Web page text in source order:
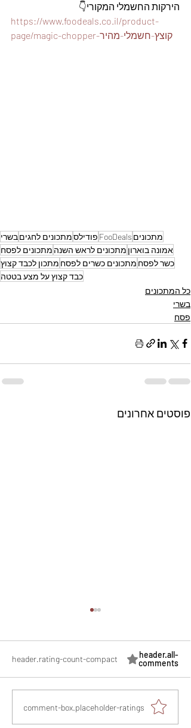
הירקות החשמלי המקורי👇
https://www.foodeals.co.il/product-
page/magic-chopper-קוצץ-חשמלי-מהיר
מתכונים FooDeals פודילסמתכונים לחגיםבשרי
אמונה בוארון מתכונים לראש השנה מתכונים לפסח
כשר לפסח מתכונים כשרים לפסח מתכון לכבד קצוץ
כבד קצוץ על מצע בטטה
כל המתכונים
בשרי
פסח
פוסטים אחרונים
מתכון מנצח עוגת מייפל
header.all-
comments
header.rating-count-compact
comment-box.placeholder-ratings